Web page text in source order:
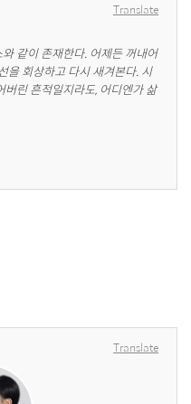
Translate
같이 존재한다. 어제든 꺼내어
을 회상하고 다시 새겨본다. 시
린 흔적일지라도, 어디엔가 삶
Translate